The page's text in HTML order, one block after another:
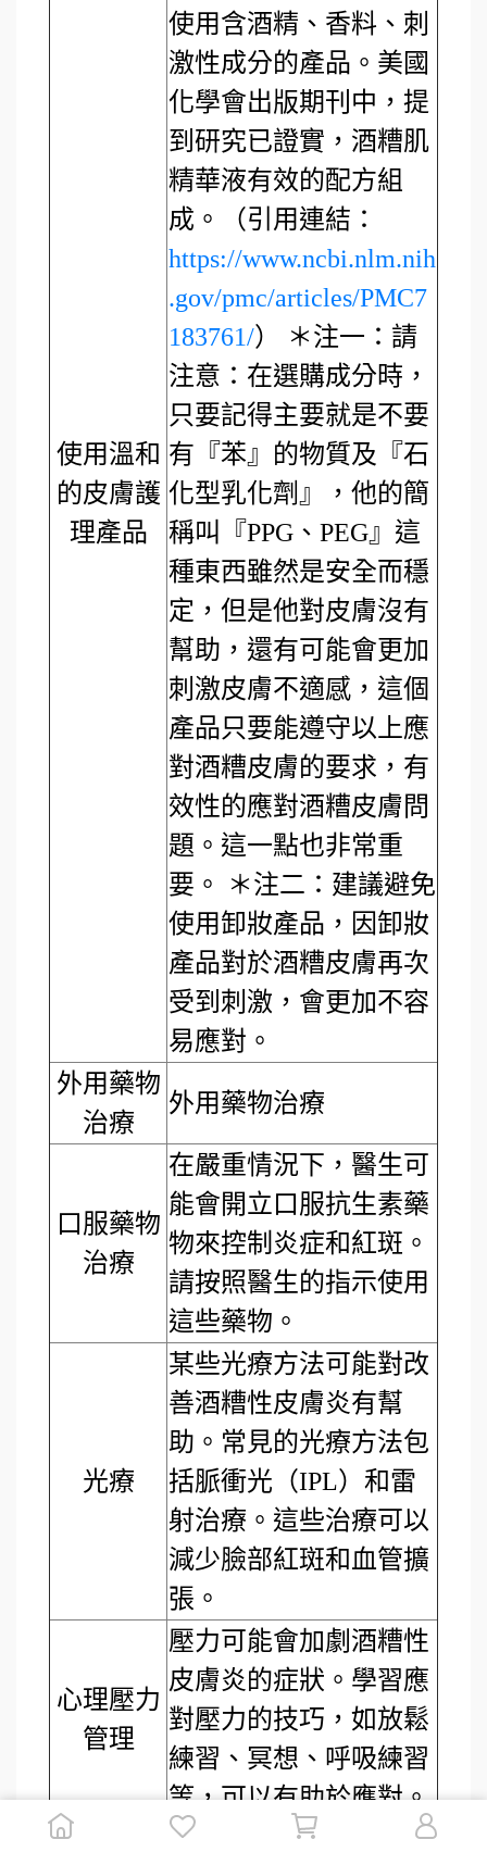
使用溫和
的皮膚護
理產品
使用含酒精、香料、刺
激性成分的產品。美國
化學會出版期刊中，提
到研究已證實，酒糟肌
精華液有效的配方組
成。（引用連結：
https://www.ncbi.nlm.nih
.gov/pmc/articles/PMC7
183761/） ＊注一：請
注意：在選購成分時，
只要記得主要就是不要
有『苯』的物質及『石
化型乳化劑』，他的簡
稱叫『PPG、PEG』這
種東西雖然是安全而穩
定，但是他對皮膚沒有
幫助，還有可能會更加
刺激皮膚不適感，這個
產品只要能遵守以上應
對酒糟皮膚的要求，有
效性的應對酒糟皮膚問
題。這一點也非常重
要。 ＊注二：建議避免
使用卸妝產品，因卸妝
產品對於酒糟皮膚再次
受到刺激，會更加不容
易應對。
外用藥物
治療
外用藥物治療
口服藥物
治療
在嚴重情況下，醫生可
能會開立口服抗生素藥
物來控制炎症和紅斑。
請按照醫生的指示使用
這些藥物。
光療
某些光療方法可能對改
善酒糟性皮膚炎有幫
助。常見的光療方法包
括脈衝光（IPL）和雷
射治療。這些治療可以
減少臉部紅斑和血管擴
張。
心理壓力
管理
壓力可能會加劇酒糟性
皮膚炎的症狀。學習應
對壓力的技巧，如放鬆
練習、冥想、呼吸練習
等，可以有助於應對。
某些人發現調整飲食有